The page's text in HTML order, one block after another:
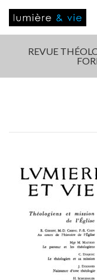
REVUE